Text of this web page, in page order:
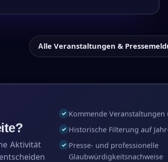
Alle Veranstaltungen &
Aktivität
✓ Kommende Veranstaltungen
✓ Historische Filterung auf
✓ Presse- und professionelle
Glaubwürdigkeitsnachweise